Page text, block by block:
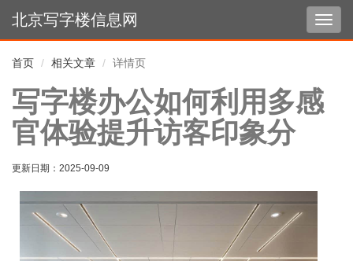
切
换
北京写字楼信息网
首页 相关文章 详情页
写字楼办公如何利用多感
官体验提升访客印象分
更新日期： 2025-09-09